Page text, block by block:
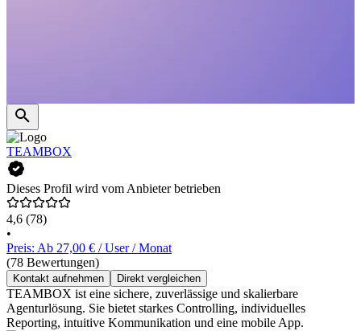
TEAMBOX
Dieses Profil wird vom Anbieter betrieben
4,6 (78)
•
Preis: Ab 27,00 € / User / Monat
(78 Bewertungen)
Kontakt aufnehmen Direkt vergleichen
TEAMBOX ist eine sichere, zuverlässige und skalierbare
Agenturlösung. Sie bietet starkes Controlling, individuelles
Reporting, intuitive Kommunikation und eine mobile App.